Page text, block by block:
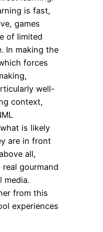
is fast,
games
of limited
In making the
forces
well-
context,
is likely
are in front
all,
gourmand
media.
from this
experiences